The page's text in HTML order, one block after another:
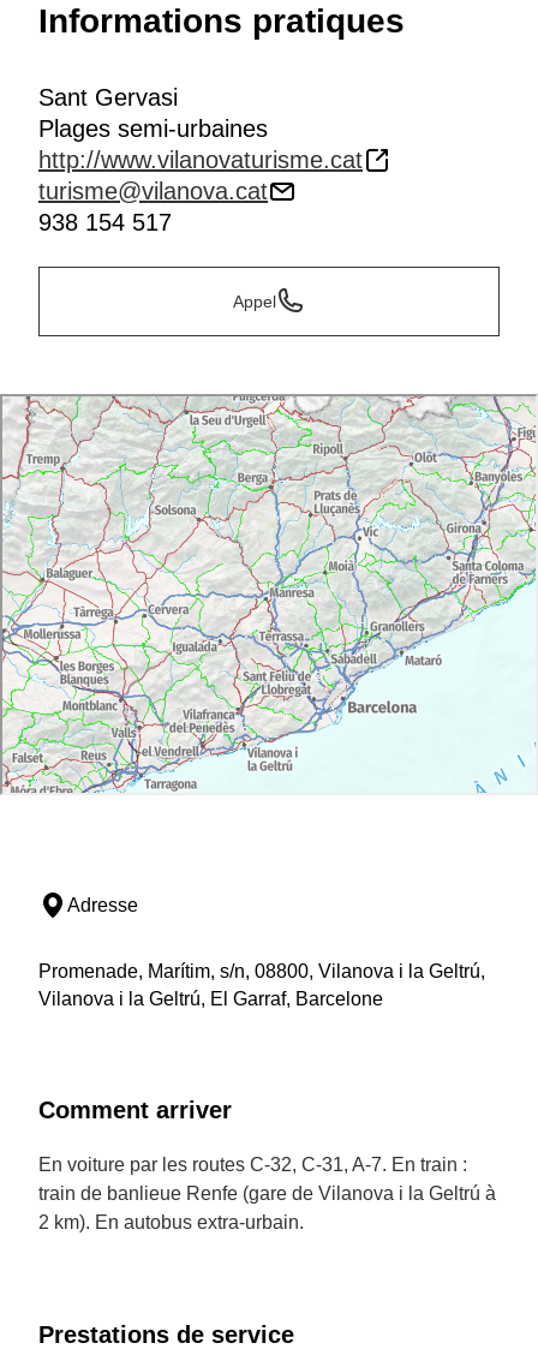
Informations pratiques
Sant Gervasi
Plages semi-urbaines
http://www.vilanovaturisme.cat
turisme@vilanova.cat
938 154 517
Appel
Adresse
Promenade, Marítim, s/n, 08800, Vilanova i la Geltrú,
Vilanova i la Geltrú, El Garraf, Barcelone
Comment arriver
En voiture par les routes C-32, C-31, A-7. En train :
train de banlieue Renfe (gare de Vilanova i la Geltrú à
2 km). En autobus extra-urbain.
Prestations de service